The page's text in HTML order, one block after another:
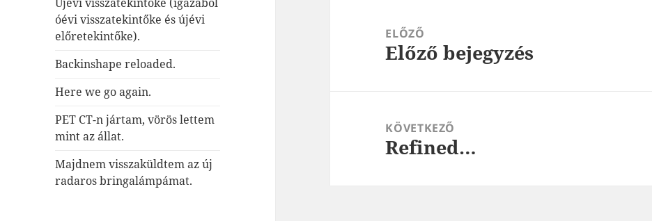
óévi visszatekintőke és újévi
előretekintőke).
Backinshape reloaded.
Here we go again.
PET CT-n jártam, vörös lettem
mint az állat.
Majdnem visszaküldtem az új
radaros bringalámpámat.
navigációELŐZŐ
Korábbi
Előző bejegyzés
KÖVETKEZŐ
Következő
Refined…